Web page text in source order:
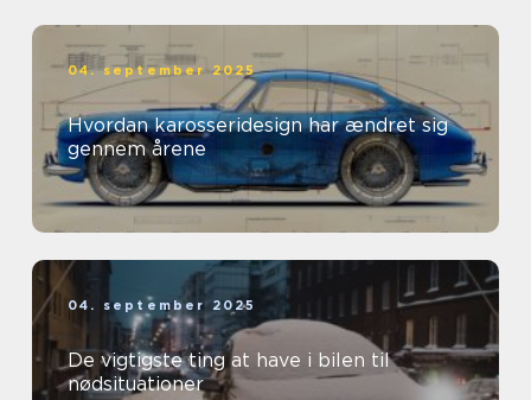
04. september 2025
Hvordan karosseridesign har ændret sig
gennem årene
04. september 2025
De vigtigste ting at have i bilen til
nødsituationer